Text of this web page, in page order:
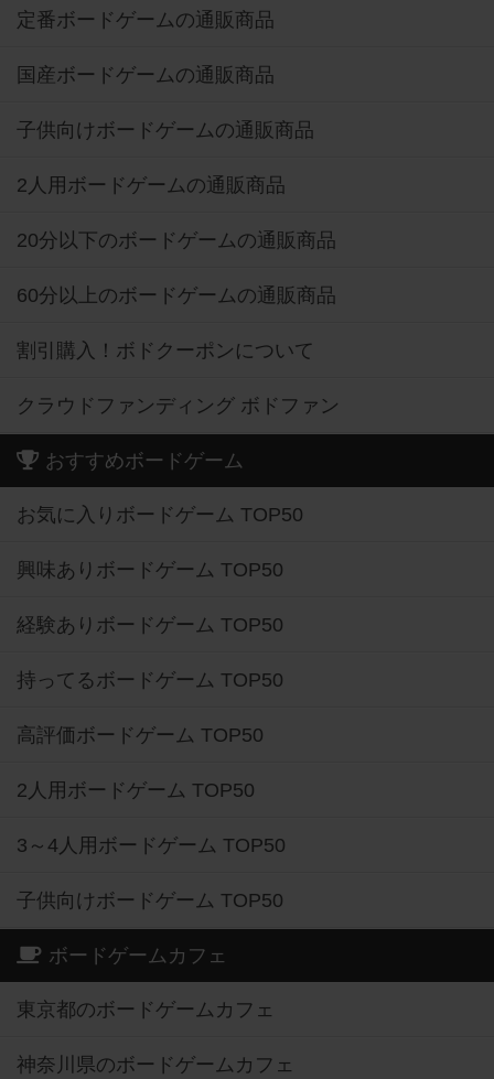
定番ボードゲームの通販商品
国産ボードゲームの通販商品
子供向けボードゲームの通販商品
2人用ボードゲームの通販商品
20分以下のボードゲームの通販商品
60分以上のボードゲームの通販商品
割引購入！ボドクーポンについて
クラウドファンディング ボドファン
おすすめボードゲーム
お気に入りボードゲーム TOP50
興味ありボードゲーム TOP50
経験ありボードゲーム TOP50
持ってるボードゲーム TOP50
高評価ボードゲーム TOP50
2人用ボードゲーム TOP50
3～4人用ボードゲーム TOP50
子供向けボードゲーム TOP50
ボードゲームカフェ
東京都のボードゲームカフェ
神奈川県のボードゲームカフェ